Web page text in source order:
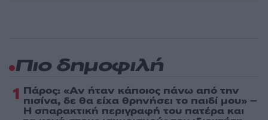
Πιο δημοφιλή
1 Πάρος: «Αν ήταν κάποιος πάνω από την
πισίνα, δε θα είχα θρηνήσει το παιδί μου» –
Η σπαρακτική περιγραφή του πατέρα και